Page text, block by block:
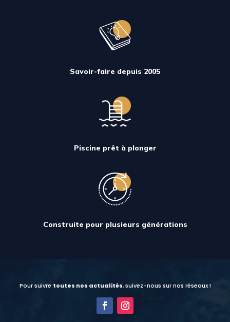
Savoir-faire depuis 2005
Piscine prêt à plonger
Construite pour plusieurs générations
Pour suivre toutes nos actualités, suivez-nous sur nos réseaux !